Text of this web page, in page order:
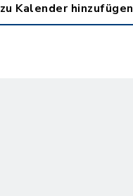
zu Kalender hinzufügen